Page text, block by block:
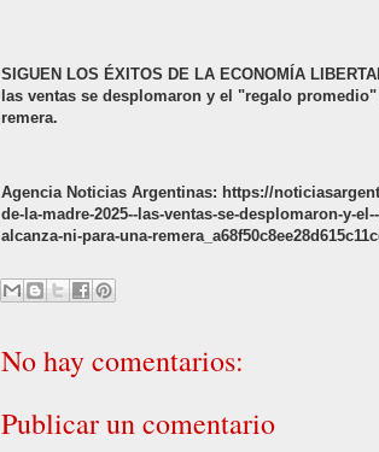
SIGUEN LOS ÉXITOS DE LA ECONOMÍA
las ventas se desplomaron y el "regalo
remera.
Agencia Noticias Argentinas: https://
de-la-madre-2025--las-ventas-se-desplomaron-y-
alcanza-ni-para-una-
No hay comentarios:
Publicar un comentario